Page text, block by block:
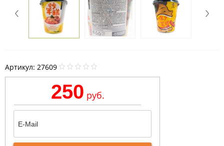
Артикул: 27609
250 руб.